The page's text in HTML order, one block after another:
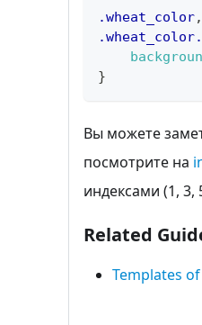
.wheat_color,
.wheat_color
}
Вы можете
посмотрите на
индексами (1, 3,
Related
Templates